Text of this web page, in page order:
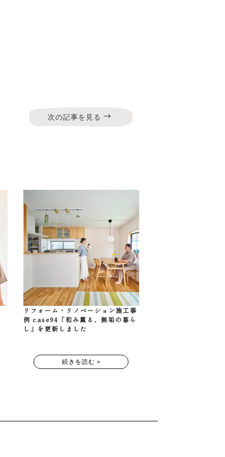
次の記事を見る
リフォーム・リノベーション施工事
例 case94「和み薫る、無垢の暮ら
し」を更新しました
続きを読む >